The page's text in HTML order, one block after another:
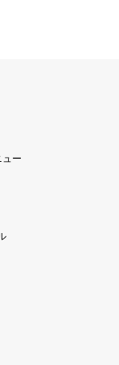
ュー